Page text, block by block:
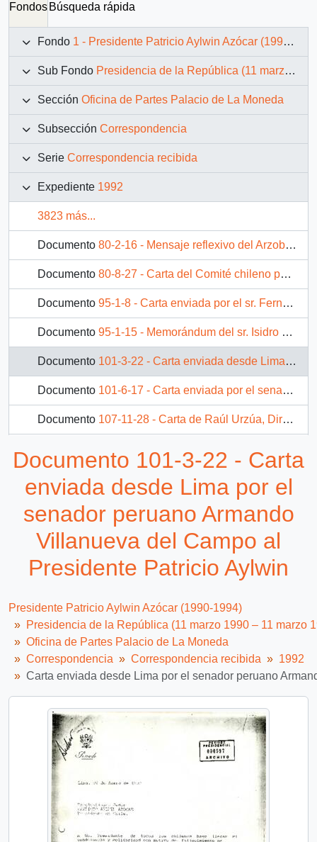
Fondos Búsqueda rápida
Fondo 1 - Presidente Patricio Aylwin Azócar (1990-1994)
Sub Fondo Presidencia de la República (11 marzo 1990 – 11 marzo 1994)
Sección Oficina de Partes Palacio de La Moneda
Subsección Correspondencia
Serie Correspondencia recibida
Expediente 1992
3823 más...
Documento 80-2-16 - Mensaje reflexivo del Arzobispado de Santiago con relación al indulto presidencial de tres ciudadanos peruanos condenados a pena de muerte
Documento 80-8-27 - Carta del Comité chileno para la visita de S.S. El Dalai Lama, Premio Nobel de la Paz, de su coordinador general, sr. Humberto Barahona B.
Documento 95-1-8 - Carta enviada por el sr. Fernan Ibáñez A., secretario ejecutivo del Comité de Inversiones Extranjeras, dirigida al Presidente Patricio Aylwin Azócar
Documento 95-1-15 - Memorándum del sr. Isidro Solís Palma dirigido al sr. Carlos Bascuñán
Documento 101-3-22 - Carta enviada desde Lima por el senador peruano Armando Villanueva del Campo al Presidente Patricio Aylwin
Documento 101-6-17 - Carta enviada por el senador José Ruiz de Giorgio al Presidente de la República para manifestar su molestia por la falta de reconocimiento y coordinación respecto de diversas iniciativas legislativas que había propuesto al Ejecutivo
Documento 107-11-28 - Carta de Raúl Urzúa, Director de la Empresa Portuaria de Chile, a Patricio Aylwin, Presidente de la República, sobre invitación a reunión de autoridades portuarias latinoamericanas
Documento 101-3-22 - Carta
enviada desde Lima por el
senador peruano Armando
Villanueva del Campo al
Presidente Patricio Aylwin
Presidente Patricio Aylwin Azócar (1990-1994)
Presidencia de la República (11 marzo 1990 – 11 marzo
Oficina de Partes Palacio de La Moneda
Correspondencia
Correspondencia recibida
1992
Carta enviada desde Lima por el senador peruano